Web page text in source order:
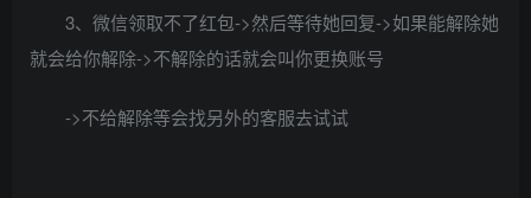
3、微信领取不了红包->然后等待她回复->如果能解除她
就会给你解除->不解除的话就会叫你更换账号
->不给解除等会找另外的客服去试试